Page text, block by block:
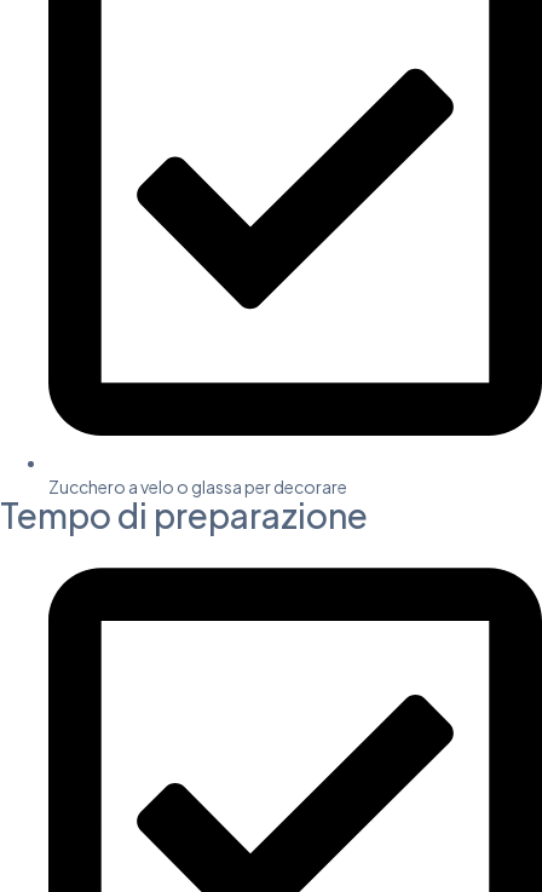
Zucchero a velo o glassa per decorare
Tempo di preparazione